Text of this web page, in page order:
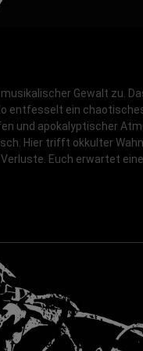
Gewalt zu.
entfesselt ein
und apokalyptischer
Hier trifft okkulter
Euch erwartet eine